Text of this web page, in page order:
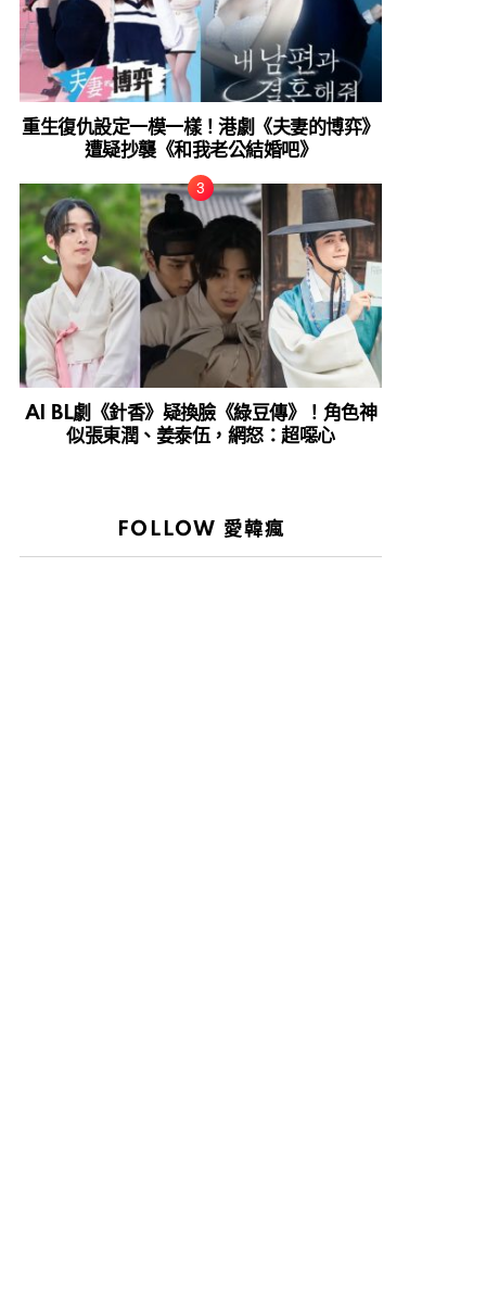
重生復仇設定一模一樣！港劇《夫妻的博弈》
遭疑抄襲《和我老公結婚吧》
AI BL劇《針香》疑換臉《綠豆傳》！角色神
似張東潤、姜泰伍，網怒：超噁心
FOLLOW 愛韓瘋